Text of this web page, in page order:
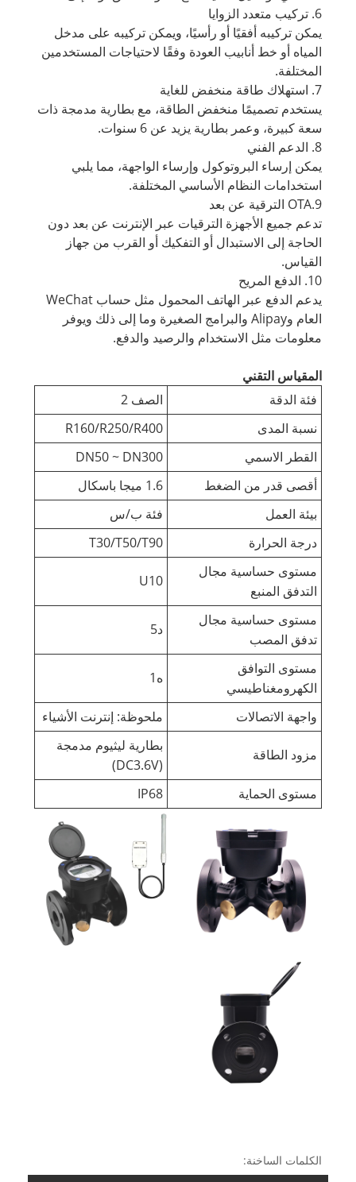
6. تركيب متعدد الزوايا
يمكن تركيبه أفقيًا أو رأسيًا، ويمكن تركيبه على مدخل
المياه أو خط أنابيب العودة وفقًا لاحتياجات المستخدمين
المختلفة.
7. استهلاك طاقة منخفض للغاية
يستخدم تصميمًا منخفض الطاقة، مع بطارية مدمجة ذات
سعة كبيرة، وعمر بطارية يزيد عن 6 سنوات.
8. الدعم الفني
يمكن إرساء البروتوكول وإرساء الواجهة، مما يلبي
استخدامات النظام الأساسي المختلفة.
9.OTA الترقية عن بعد
تدعم جميع الأجهزة الترقيات عبر الإنترنت عن بعد دون
الحاجة إلى الاستبدال أو التفكيك أو القرب من جهاز
القياس.
10. الدفع المريح
يدعم الدفع عبر الهاتف المحمول مثل حساب WeChat
العام وAlipay والبرامج الصغيرة وما إلى ذلك ويوفر
معلومات مثل الاستخدام والرصيد والدفع.
المقياس التقني
فئة الدقة
الصف 2
نسبة المدى
R160/R250/R400
القطر الاسمي
DN50 ~ DN300
أقصى قدر من الضغط
1.6 ميجا باسكال
بيئة العمل
فئة ب/س
درجة الحرارة
T30/T50/T90
مستوى حساسية مجال
التدفق المنبع
U10
مستوى حساسية مجال
تدفق المصب
د5
مستوى التوافق
الكهرومغناطيسي
ه1
واجهة الاتصالات ملحوظة: إنترنت الأشياء
مزود الطاقة
بطارية ليثيوم مدمجة
(DC3.6V)
مستوى الحماية
IP68
الكلمات الساخنة: